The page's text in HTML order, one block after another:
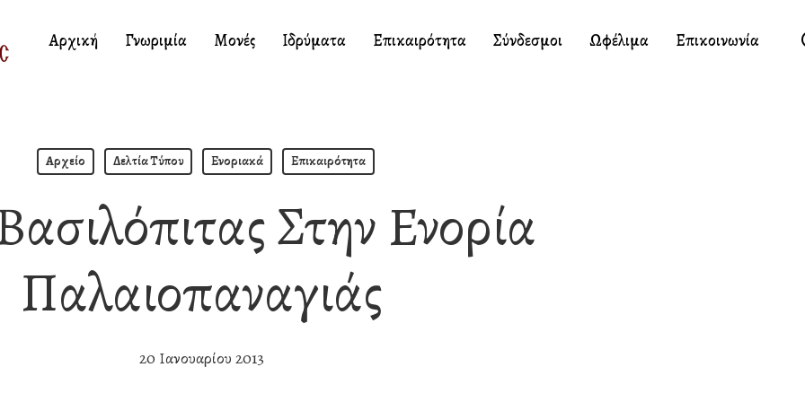
Αρχική Γνωριμία Μονές Ιδρύματα Επικαιρότητα Σύνδεσμοι Ωφέλιμα Επικοινωνία
Αρχείο Δελτία Τύπου Ενοριακά Επικαιρότητα
Στην Ενορία
Παλαιοπαναγιάς
20 Ιανουαρίου 2013